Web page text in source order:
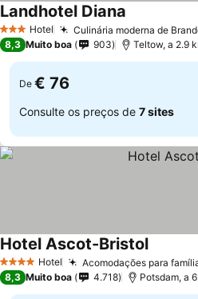
3 EstrelasHotel Culinária moderna de
Landhotel Diana
8,3 Muito boa 903 Teltow, a 2.9
De € 76
Consulte os preços de 7 sites
4 EstrelasHotel Acomodações para
Hotel Ascot-Bristol
8,3 Muito boa 4.718 Potsdam, a